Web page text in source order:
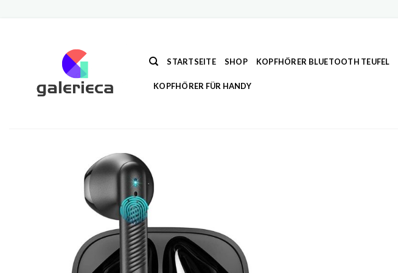
STARTSEITE SHOP KOPFHÖRER BLUETOOTH TEUFEL
KOPFHÖRER FÜR HANDY